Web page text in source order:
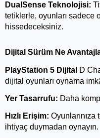
DualSense Teknolojisi:
tetiklerle, oyunları sadece
hissedeceksiniz.
Dijital Sürüm Ne
PlayStation 5 Dijital D
dijital oyunları oynama
Yer Tasarrufu: Daha
Hızlı Erişim: Oyunlarınıza
ihtiyaç duymadan oynayın.